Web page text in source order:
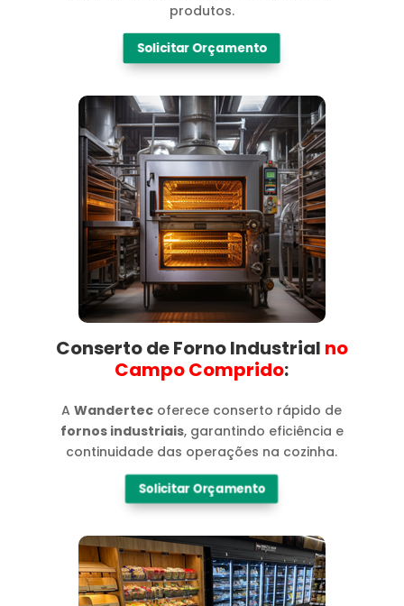
produtos.
Solicitar Orçamento
Conserto de Forno Industrial no
Campo Comprido​:
AWandertec oferece conserto rápido de
fornos industriais, garantindo eficiência e
continuidade das operações na cozinha.
Solicitar Orçamento